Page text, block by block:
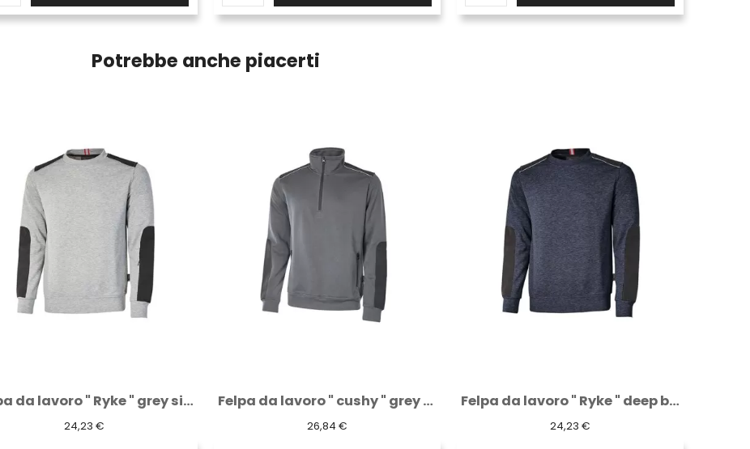
Potrebbe anche piacerti
Felpa da lavoro " cushy " grey meteorite
26,84 €
Felpa da lavoro " Ryke " deep blue
24,23 €
Tuta intera Logica monouso con cappuccio...
2,28 €